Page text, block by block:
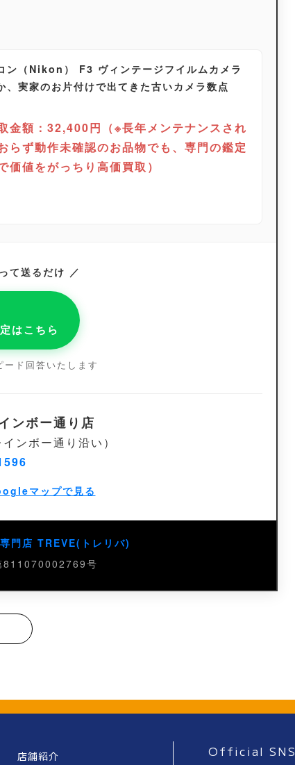
ン（Nikon） F3 ヴィンテージフイルムカメラ
、実家のお片付けで出てきた古いカメラ数点
金額：32,400円（※長年メンテナンスされ
らず動作未確認のお品物でも、専門の鑑定
価値をがっちり高価買取）
て送るだけ ／
はこちら
ド回答いたします
ンボー通り店
ンボー通り沿い）
マップで見る
門店 TREVE(トレリバ)
811070002769号
店舗紹介 Official SNS